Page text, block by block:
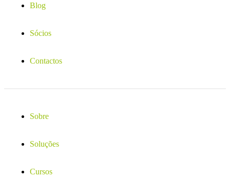
Blog
Sócios
Contactos
Sobre
Soluções
Cursos